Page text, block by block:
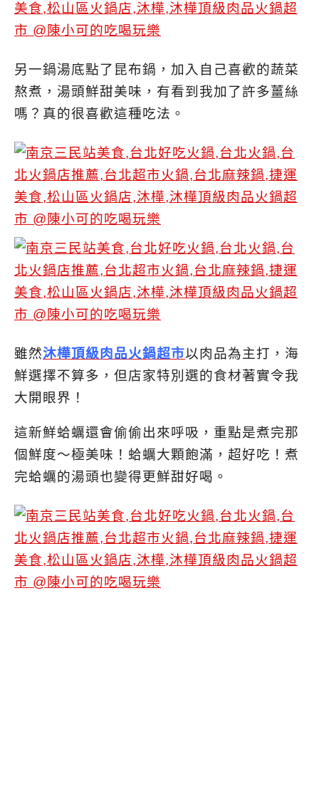
另一鍋湯底點了昆布鍋，加入自己喜歡的蔬菜
熬煮，湯頭鮮甜美味，有看到我加了許多薑絲
嗎？真的很喜歡這種吃法。
雖然沐樺頂級肉品火鍋超市以肉品為主打，海
鮮選擇不算多，但店家特別選的食材著實令我
大開眼界！
這新鮮蛤蠣還會偷偷出來呼吸，重點是煮完那
個鮮度～極美味！蛤蠣大顆飽滿，超好吃！煮
完蛤蠣的湯頭也變得更鮮甜好喝。